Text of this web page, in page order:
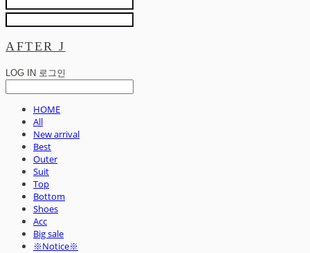
AFTER J
LOG IN 로그인
HOME
All
New arrival
Best
Outer
Suit
Top
Bottom
Shoes
Acc
Big sale
※Notice※